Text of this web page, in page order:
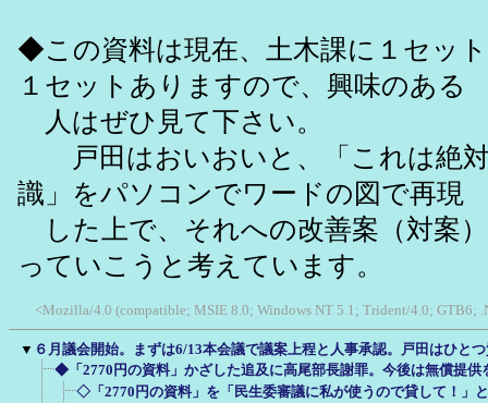
◆この資料は現在、土木課に１セッ
１セットありますので、興味のある
人はぜひ見て下さい。
戸田はおいおいと、「これは絶
識」をパソコンでワードの図で再現
した上で、それへの改善案（対案
っていこうと考えています。
<Mozilla/4.0 (compatible; MSIE 8.0; Windows NT 5.1; Trident/4.0; GTB6;
▼ ６月議会開始。まずは6/13本会議で議案上程と人事承認。戸田はひと
◆「2770円の資料」かざした追及に高尾部長謝罪。今後は無償提供
◇「2770円の資料」を「民生委審議に私が使うので貸して！」